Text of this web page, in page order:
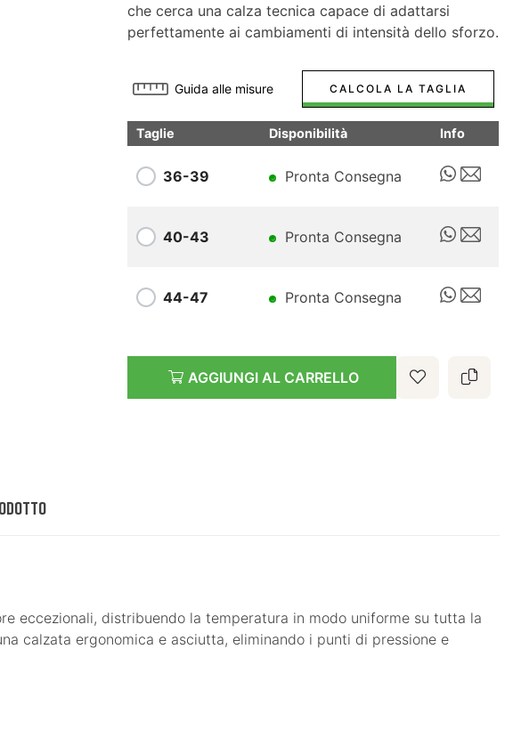
che cerca una calza tecnica capace di adattarsi
perfettamente ai cambiamenti di intensità dello sforzo.
Guida alle misure CALCOLA LA TAGLIA
Taglie Disponibilità Info
36-39 Pronta Consegna
40-43 Pronta Consegna
44-47 Pronta Consegna
AGGIUNGI AL CARRELLO
eccezionali, distribuendo la temperatura in modo uniforme su tutta la
calzata ergonomica e asciutta, eliminando i punti di pressione e